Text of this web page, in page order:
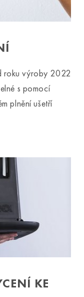
roku výroby 2022
s pomocí
plnění ušetří
KE